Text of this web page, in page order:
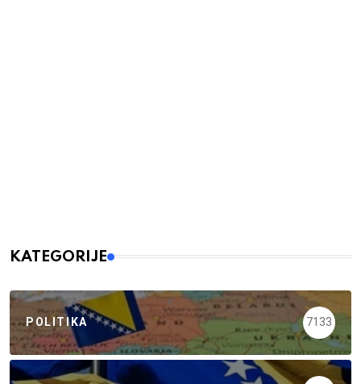
KATEGORIJE
POLITIKA 7133